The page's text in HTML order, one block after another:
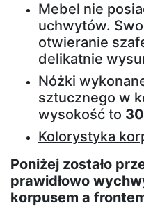
przesuwne
Szafy
otwierane
Ławki
Ławki
tapicerowane
Mebel nie
uchwytów.
otwieranie
delikatnie
Nóżki
sztucznego w
wysokość to
Kolorystyka
Poniżej zostało
prawidłowo
korpusem a